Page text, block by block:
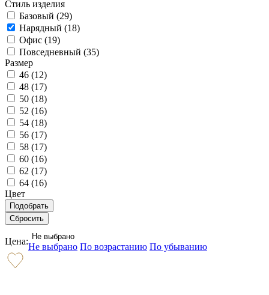
Стиль изделия
Базовый (29)
Нарядный (18)
Офис (19)
Повседневный (35)
Размер
46 (12)
48 (17)
50 (18)
52 (16)
54 (18)
56 (17)
58 (17)
60 (16)
62 (17)
64 (16)
Цвет
Цена: Не выбрано
Не выбрано По возрастанию По убыванию